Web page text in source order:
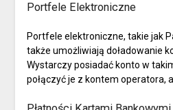
Portfele Elektroniczne
Portfele elektroniczne, takie jak
także umożliwiają doładowanie
Wystarczy posiadać konto w
połączyć je z kontem operatora,